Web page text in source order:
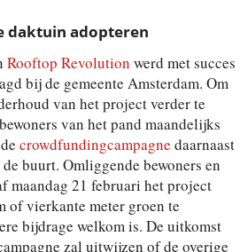
daktuin adopteren
Rooftop Revolution werd met succes
bij de gemeente Amsterdam. Om
van het project verder te
van het pand maandelijks
crowdfundingcampagne daarnaast
buurt. Omliggende bewoners en
maandag 21 februari het project
of vierkante meter groen te
bijdrage welkom is. De uitkomst
zal uitwijzen of de overige